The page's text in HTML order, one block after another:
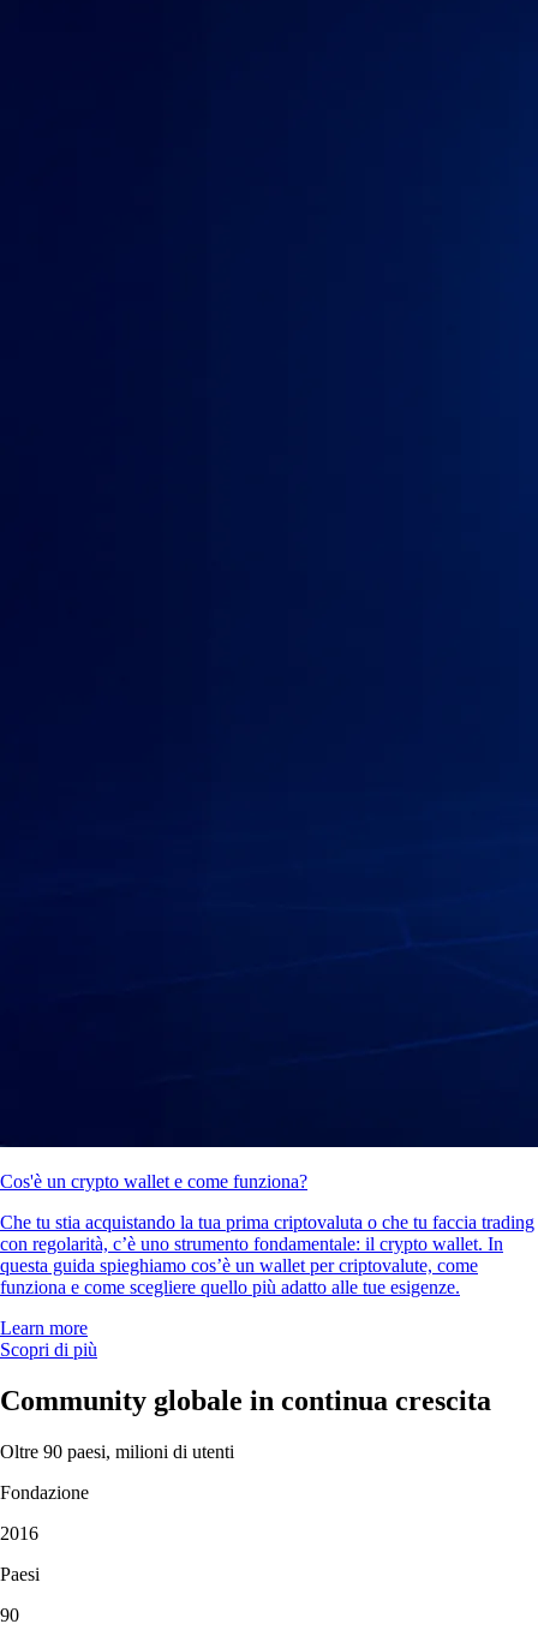
Cos'è un crypto wallet e come funziona?
Che tu stia acquistando la tua prima criptovaluta o che tu faccia trading
con regolarità, c’è uno strumento fondamentale: il crypto wallet. In
questa guida spieghiamo cos’è un wallet per criptovalute, come
funziona e come scegliere quello più adatto alle tue esigenze.
Learn more
Scopri di più
Community globale in continua crescita
Oltre 90 paesi, milioni di utenti
Fondazione
2016
Paesi
90